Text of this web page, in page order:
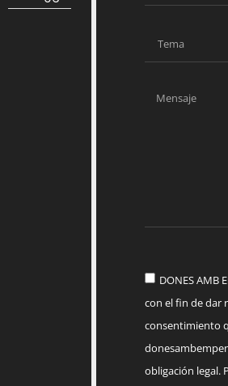
DONES AMB
con el fin de dar
consentimiento
obligación legal.